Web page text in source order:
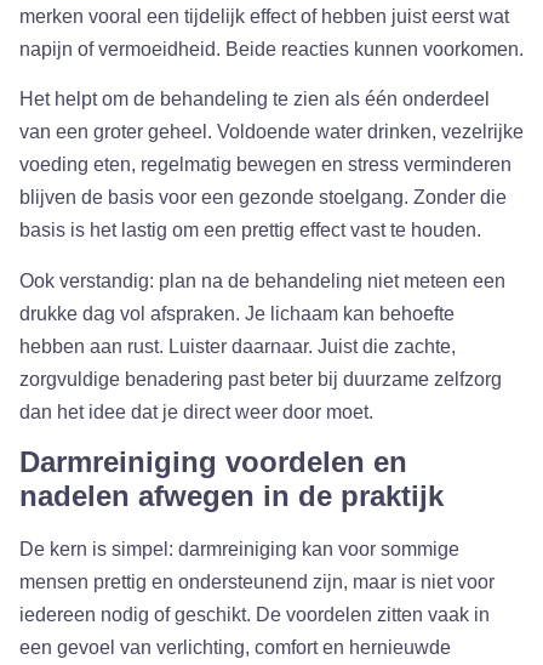
merken vooral een tijdelijk effect of hebben juist eerst wat
napijn of vermoeidheid. Beide reacties kunnen voorkomen.
Het helpt om de behandeling te zien als één onderdeel
van een groter geheel. Voldoende water drinken, vezelrijke
voeding eten, regelmatig bewegen en stress verminderen
blijven de basis voor een gezonde stoelgang. Zonder die
basis is het lastig om een prettig effect vast te houden.
Ook verstandig: plan na de behandeling niet meteen een
drukke dag vol afspraken. Je lichaam kan behoefte
hebben aan rust. Luister daarnaar. Juist die zachte,
zorgvuldige benadering past beter bij duurzame zelfzorg
dan het idee dat je direct weer door moet.
Darmreiniging voordelen en
nadelen afwegen in de praktijk
De kern is simpel: darmreiniging kan voor sommige
mensen prettig en ondersteunend zijn, maar is niet voor
iedereen nodig of geschikt. De voordelen zitten vaak in
een gevoel van verlichting, comfort en hernieuwde